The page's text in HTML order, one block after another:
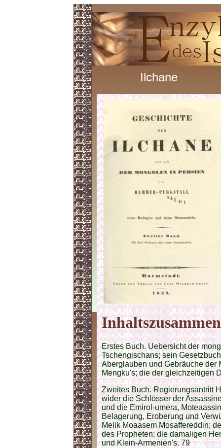
Ilchane
Erstes Buch. Uebersicht der
Tschengischans; sein
Aberglauben und Gebräuche der
Mengku's; die der gleichzeitigen
Zweites Buch. Regierungsantritt
wider die Schlösser der
und die Emirol-umera,
Belagerung, Eroberung und
Melik Moaasem Mosaffereddin;
des Propheten; die damaligen
und Klein-Armenien's. 79